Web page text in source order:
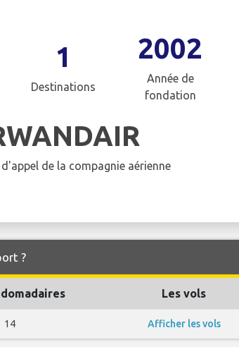
1
Destinations
2002
Année de
fondation
de la compagnie aérienne
?
Les vols
14 Afficher les vols